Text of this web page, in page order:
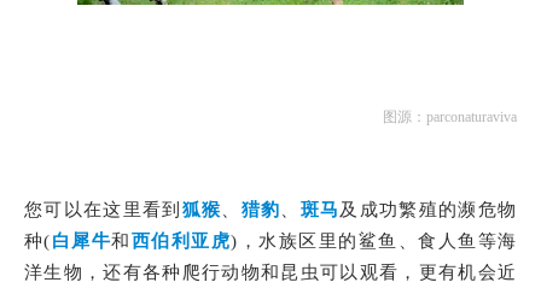
图源：parconaturaviva
您可以在这里看到 狐猴 猎豹 斑马 及成功繁殖的濒危物
种(白犀牛和西伯利亚虎)，水族区里的鲨鱼、食人鱼等海
洋生物，还有各种爬行动物和昆虫可以观看，更有机会近